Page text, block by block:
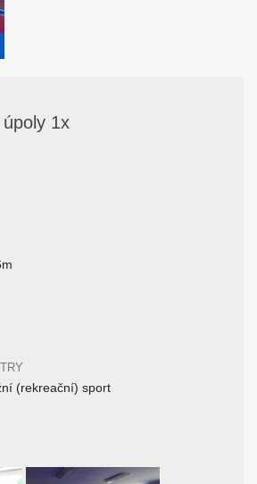
1x
(rekreační) sport